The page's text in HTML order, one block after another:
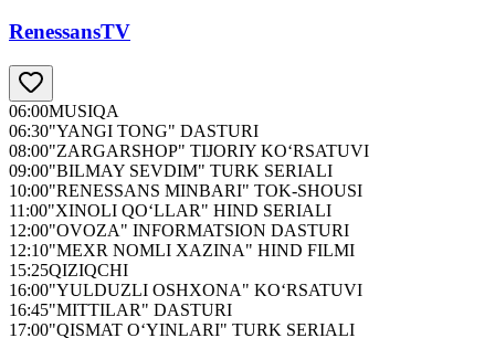
RenessansTV
06:00MUSIQA
06:30"YANGI TONG" DASTURI
08:00"ZARGARSHOP" TIJORIY KO‘RSATUVI
09:00"BILMAY SEVDIM" TURK SERIALI
10:00"RENESSANS MINBARI" TOK-SHOUSI
11:00"XINOLI QO‘LLAR" HIND SERIALI
12:00"OVOZA" INFORMATSION DASTURI
12:10"MEXR NOMLI XAZINA" HIND FILMI
15:25QIZIQCHI
16:00"YULDUZLI OSHXONA" KO‘RSATUVI
16:45"MITTILAR" DASTURI
17:00"QISMAT O‘YINLARI" TURK SERIALI